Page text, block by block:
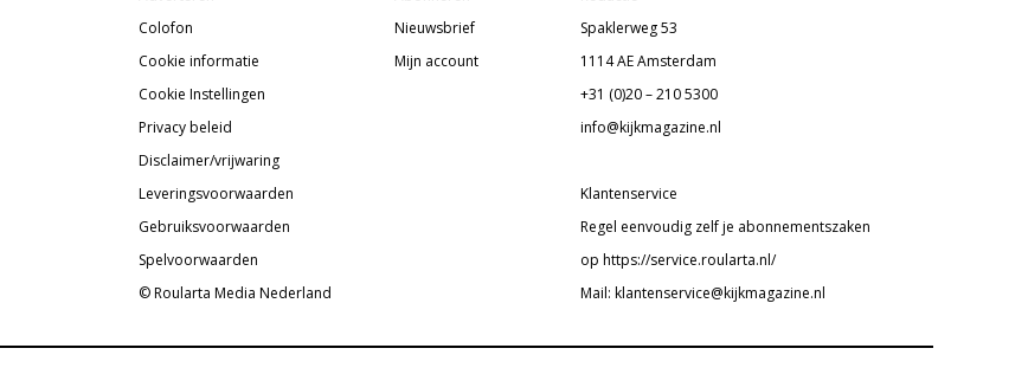
Colofon
Cookie informatie
Cookie Instellingen
Privacy beleid
Disclaimer/vrijwaring
Leveringsvoorwaarden
Gebruiksvoorwaarden
Spelvoorwaarden
© Roularta Media Nederland
Nieuwsbrief
Mijn account
Spaklerweg 53
1114 AE Amsterdam
+31 (0)20 – 210 5300
info@kijkmagazine.nl
Klantenservice
Regel eenvoudig zelf je abonnementszaken
op https://service.roularta.nl/
Mail: klantenservice@kijkmagazine.nl